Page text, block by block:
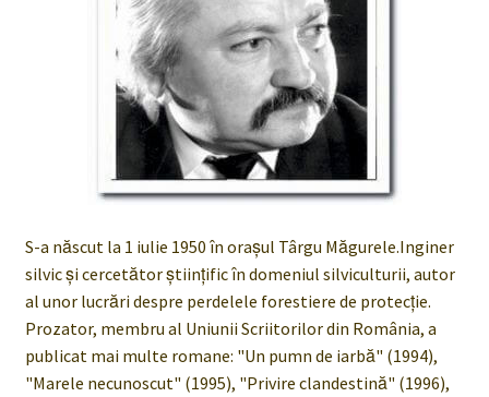
Gheorghe Dobre a primit un premiu literar important în
Întâlnire aniversară Helis
S-a născut la 1 iulie 1950 în oraşul Târgu Măgurele.Inginer
silvic şi cercetător ştiinţific în domeniul silviculturii, autor
al unor lucrări despre perdelele forestiere de protecţie.
Prozator, membru al Uniunii Scriitorilor din România, a
publicat mai multe romane: "Un pumn de iarbă" (1994),
"Marele necunoscut" (1995), "Privire clandestină" (1996),